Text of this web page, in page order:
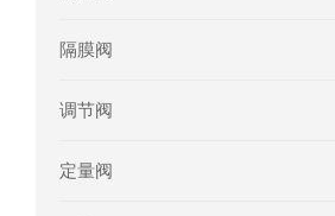
隔膜阀
调节阀
定量阀